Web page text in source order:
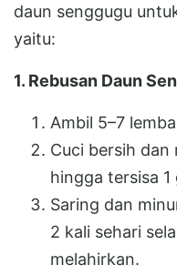
daun senggugu
yaitu:
1. Rebusan Daun
Ambil 5–7
Cuci bersih dan
hingga tersisa 1
Saring dan
2 kali sehari
melahirkan.